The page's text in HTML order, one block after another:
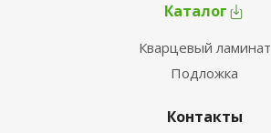
Каталог
Кварцевый ламинат
Подложка
Контакты